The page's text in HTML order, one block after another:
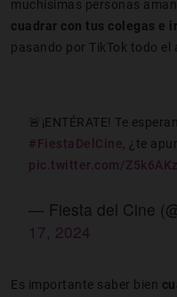
muchísimas personas
cuadrar con tus colegas e
pasando por TikTok todo el
🚨¡ENTÉRATE! Te
#FiestaDelCine , ¿te
pic.twitter.com/
— Fiesta del Cine
17, 2024
Es importante saber bien